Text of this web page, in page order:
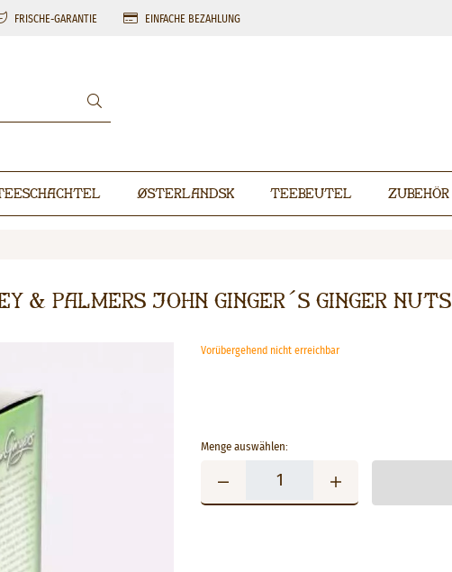
FRISCHE-GARANTIE EINFACHE BEZAHLUNG
Østerlandsk Teebeutel Zubehör
& Palmers John Ginger´s Ginger Nuts
Vorübergehend nicht erreichbar
Menge auswählen: